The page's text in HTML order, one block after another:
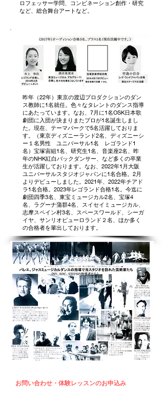
ロフェッサー学問、コンビネーション創作・研究
など、総合舞台アートなど。
​昨年（22年）東京の渡辺プロダクションのダン
ス教師に1名就任。色々なタレントのダンス指導
にあたっています。なお、7月に1名OSK日本歌
劇団に入団が決まりまたプロが1名誕生しまし
た。現在、テーマパークで5名活躍しておりま
す。（東京ディズニーランド2名、ディズニーシ
ー１名男性 ユニバーサル1名 レゴランド1
名）宝塚宙組1名、研究生1名、音楽座2名、昨
年のNHK紅白バックダンサー、など多くの卒業
生が活躍しております。なお、2022年1月大阪
ユニバーサルスタジオジャパンに1名合格。2月
よりデビューしました。2021年、2022年チアド
ラ1名合格。2023年レゴランド合格1名。今迄に
劇団四季3名、東宝ミュージカル2名、宝塚4
名、ラグーナ蒲群4名、スイセイミュージカル、
志摩スペイン村3名、スペースワールド、シーガ
イヤ、サンリオピューロランド２名、ほか多く
の合格者を輩出しております。
お問い合わせ・体験レッスンのお申込み